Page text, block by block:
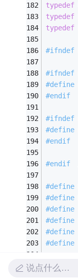
typedef
typedef
typedef
#ifndef
#ifndef
#define
#endif
#ifndef
#define
#endif
#endif
#define
#define
#define
#define
#define
#define
说点什么…